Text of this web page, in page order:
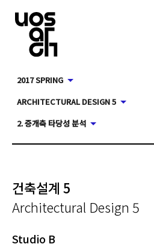
2017 SPRING
ARCHITECTURAL DESIGN 5
2. 증개축 타당성 분석
건축설계 5
Architectural Design 5
Studio B